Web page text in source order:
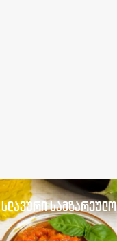
სლავური სამზარეულო